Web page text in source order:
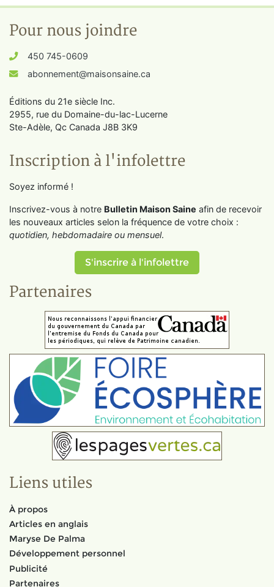
Pour nous joindre
450 745-0609
abonnement@maisonsaine.ca
Éditions du 21e siècle Inc.
2955, rue du Domaine-du-lac-Lucerne
Ste-Adèle, Qc Canada J8B 3K9
Inscription à l'infolettre
Soyez informé !
Inscrivez-vous à notre Bulletin Maison Saine afin de recevoir
les nouveaux articles selon la fréquence de votre choix :
quotidien, hebdomadaire ou mensuel.
S'inscrire à l'infolettre
Partenaires
Liens utiles
À propos
Articles en anglais
Maryse De Palma
Développement personnel
Publicité
Partenaires